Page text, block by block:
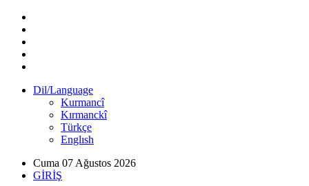
Dil/Language
Kurmancî
Kırmanckî
Türkçe
Englısh
Cuma 07 Ağustos 2026
GİRİŞ